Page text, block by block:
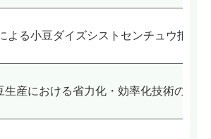
よる小豆ダイズシストセンチュウ抵抗
生産における省力化・効率化技術の確立